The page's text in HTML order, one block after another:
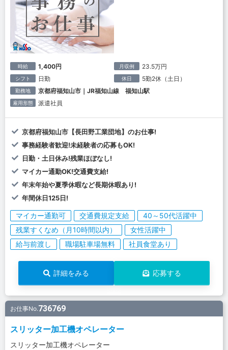
時給 1,400円 月収例 23.5万円
シフト 日勤 休日 5勤2休（土日）
勤務地 京都府福知山市｜JR福知山線 福知山駅
雇用形態 派遣社員
京都府福知山市【長田野工業団地】のお仕事!
事務経験者歓迎!未経験者の応募もOK!
日勤・土日休み!残業ほぼなし!
マイカー通勤OK!交通費支給!
年末年始や夏季休暇など長期休暇あり!
年間休日125日!
マイカー通勤可 交通費規定支給
40～50代活躍中
残業すくなめ（月10時間以内）
女性活躍中
給与前渡し
職場駐車場無料 社員食堂あり
詳細をみる 応募する
お仕事No.736769
スリッター加工機オペレーター
スリッター加工機オペレーター